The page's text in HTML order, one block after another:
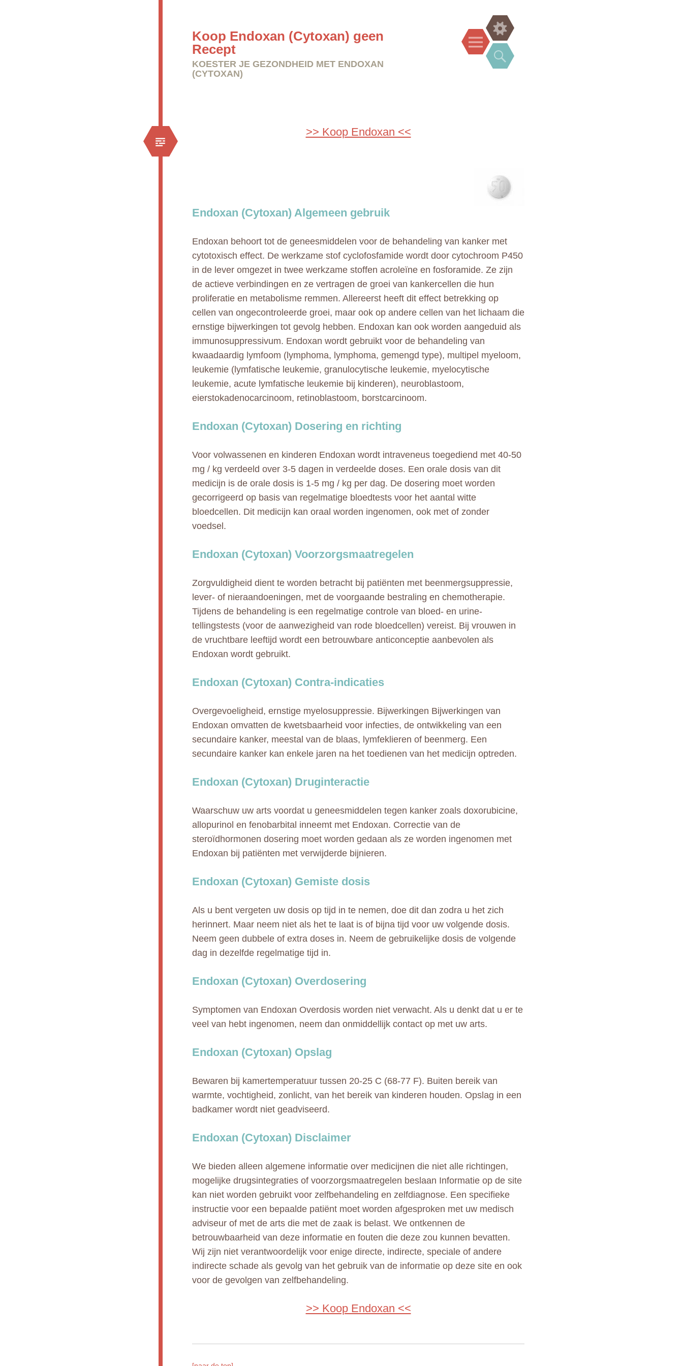
Koop Endoxan (Cytoxan) geen
Recept
KOESTER JE GEZONDHEID MET ENDOXAN
(CYTOXAN)
Menu
Widgets
Search
>> Koop Endoxan <<
Endoxan (Cytoxan) Algemeen gebruik
Endoxan behoort tot de geneesmiddelen voor de behandeling van kanker met
cytotoxisch effect. De werkzame stof cyclofosfamide wordt door cytochroom P450
in de lever omgezet in twee werkzame stoffen acroleïne en fosforamide. Ze zijn
de actieve verbindingen en ze vertragen de groei van kankercellen die hun
proliferatie en metabolisme remmen. Allereerst heeft dit effect betrekking op
cellen van ongecontroleerde groei, maar ook op andere cellen van het lichaam die
ernstige bijwerkingen tot gevolg hebben. Endoxan kan ook worden aangeduid als
immunosuppressivum. Endoxan wordt gebruikt voor de behandeling van
kwaadaardig lymfoom (lymphoma, lymphoma, gemengd type), multipel myeloom,
leukemie (lymfatische leukemie, granulocytische leukemie, myelocytische
leukemie, acute lymfatische leukemie bij kinderen), neuroblastoom,
eierstokadenocarcinoom, retinoblastoom, borstcarcinoom.
Endoxan (Cytoxan) Dosering en richting
Voor volwassenen en kinderen Endoxan wordt intraveneus toegediend met 40-50
mg / kg verdeeld over 3-5 dagen in verdeelde doses. Een orale dosis van dit
medicijn is de orale dosis is 1-5 mg / kg per dag. De dosering moet worden
gecorrigeerd op basis van regelmatige bloedtests voor het aantal witte
bloedcellen. Dit medicijn kan oraal worden ingenomen, ook met of zonder
voedsel.
Endoxan (Cytoxan) Voorzorgsmaatregelen
Zorgvuldigheid dient te worden betracht bij patiënten met beenmergsuppressie,
lever- of nieraandoeningen, met de voorgaande bestraling en chemotherapie.
Tijdens de behandeling is een regelmatige controle van bloed- en urine-
tellingstests (voor de aanwezigheid van rode bloedcellen) vereist. Bij vrouwen in
de vruchtbare leeftijd wordt een betrouwbare anticonceptie aanbevolen als
Endoxan wordt gebruikt.
Endoxan (Cytoxan) Contra-indicaties
Overgevoeligheid, ernstige myelosuppressie. Bijwerkingen Bijwerkingen van
Endoxan omvatten de kwetsbaarheid voor infecties, de ontwikkeling van een
secundaire kanker, meestal van de blaas, lymfeklieren of beenmerg. Een
secundaire kanker kan enkele jaren na het toedienen van het medicijn optreden.
Endoxan (Cytoxan) Druginteractie
Waarschuw uw arts voordat u geneesmiddelen tegen kanker zoals doxorubicine,
allopurinol en fenobarbital inneemt met Endoxan. Correctie van de
steroïdhormonen dosering moet worden gedaan als ze worden ingenomen met
Endoxan bij patiënten met verwijderde bijnieren.
Endoxan (Cytoxan) Gemiste dosis
Als u bent vergeten uw dosis op tijd in te nemen, doe dit dan zodra u het zich
herinnert. Maar neem niet als het te laat is of bijna tijd voor uw volgende dosis.
Neem geen dubbele of extra doses in. Neem de gebruikelijke dosis de volgende
dag in dezelfde regelmatige tijd in.
Endoxan (Cytoxan) Overdosering
Symptomen van Endoxan Overdosis worden niet verwacht. Als u denkt dat u er te
veel van hebt ingenomen, neem dan onmiddellijk contact op met uw arts.
Endoxan (Cytoxan) Opslag
Bewaren bij kamertemperatuur tussen 20-25 C (68-77 F). Buiten bereik van
warmte, vochtigheid, zonlicht, van het bereik van kinderen houden. Opslag in een
badkamer wordt niet geadviseerd.
Endoxan (Cytoxan) Disclaimer
We bieden alleen algemene informatie over medicijnen die niet alle richtingen,
mogelijke drugsintegraties of voorzorgsmaatregelen beslaan Informatie op de site
kan niet worden gebruikt voor zelfbehandeling en zelfdiagnose. Een specifieke
instructie voor een bepaalde patiënt moet worden afgesproken met uw medisch
adviseur of met de arts die met de zaak is belast. We ontkennen de
betrouwbaarheid van deze informatie en fouten die deze zou kunnen bevatten.
Wij zijn niet verantwoordelijk voor enige directe, indirecte, speciale of andere
indirecte schade als gevolg van het gebruik van de informatie op deze site en ook
voor de gevolgen van zelfbehandeling.
>> Koop Endoxan <<